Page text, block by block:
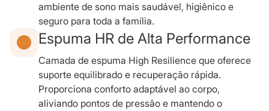
ambiente de sono mais saudável, higiênico e
seguro para toda a família.
Espuma HR de Alta Performance
Camada de espuma High Resilience que oferece
suporte equilibrado e recuperação rápida.
Proporciona conforto adaptável ao corpo,
aliviando pontos de pressão e mantendo o